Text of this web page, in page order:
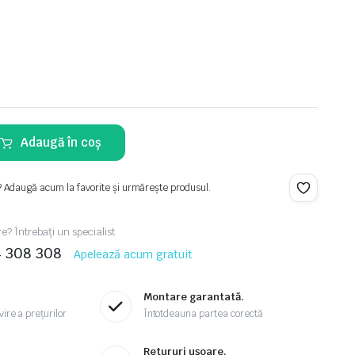
Adaugă în coș
Adaugă acum la favorite și urmărește produsul.
Întrebați un specialist
308 308 Apelează acum gratuit
a prețurilor
Montare garantată.
Întotdeauna partea corectă
Retururi ușoare.